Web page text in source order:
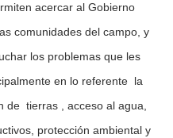
acercar al Gobierno
comunidades del campo, y
los problemas que les
en lo referente  la
de  tierras , acceso al agua,
protección ambiental y